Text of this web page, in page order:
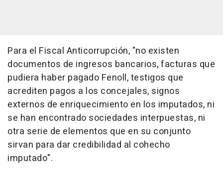
Para el Fiscal Anticorrupción, "no existen
documentos de ingresos bancarios, facturas que
pudiera haber pagado Fenoll, testigos que
acrediten pagos a los concejales, signos
externos de enriquecimiento en los imputados, ni
se han encontrado sociedades interpuestas, ni
otra serie de elementos que en su conjunto
sirvan para dar credibilidad al cohecho
imputado".